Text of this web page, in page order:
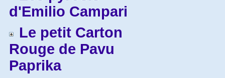
d'Emilio Campari
Le petit Carton
Rouge de Pavu
Paprika